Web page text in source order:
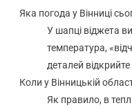
Яка погода у Вінниці
У шапці віджета
температура,
деталей
Коли у Вінницькій
Як правило, в